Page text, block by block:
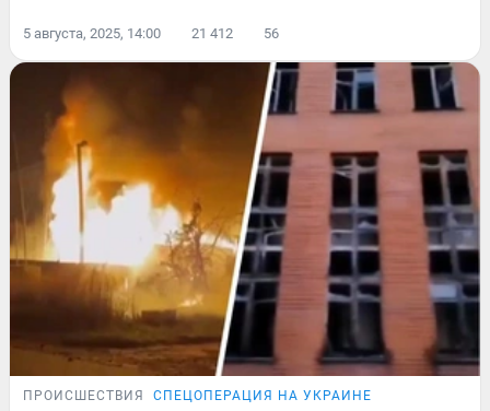
5 августа, 2025, 14:00 21 412 56
ПРОИСШЕСТВИЯ СПЕЦОПЕРАЦИЯ НА УКРАИНЕ